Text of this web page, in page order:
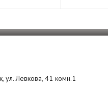
ул. Левкова, 41 комн.1